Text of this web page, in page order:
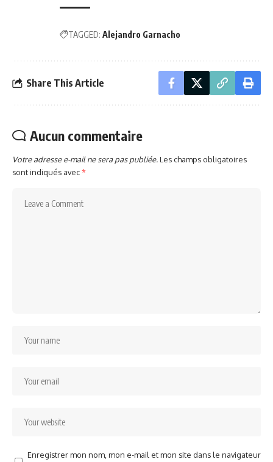
TAGGED: Alejandro Garnacho
Share This Article
Aucun commentaire
Votre adresse e-mail ne sera pas publiée.Les champs obligatoires
sont indiqués avec*
Enregistrer mon nom, mon e-mail et mon site dans le navigateur